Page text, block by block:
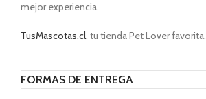
mejor experiencia.
TusMascotas.cl, tu tienda Pet Lover favorita.
FORMAS DE ENTREGA